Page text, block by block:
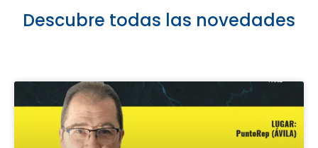
Descubre todas las novedades